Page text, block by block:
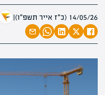
14/05/26 (כ״ז אייר תשפ״ו) |